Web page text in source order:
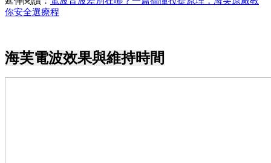
你安全選療程
海芙電波效果與維持時間